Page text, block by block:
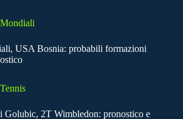
Mondiali
USA Bosnia: probabili formazioni
Tennis
Golubic, 2T Wimbledon: pronostico e